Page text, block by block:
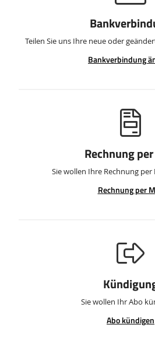
Teilen Sie uns Ihre neue oder
Bankverbindung
Rechnung
Sie wollen Ihre Rechnung per
Rechnung per
Sie wollen Ihr Abo
Abo kündigen